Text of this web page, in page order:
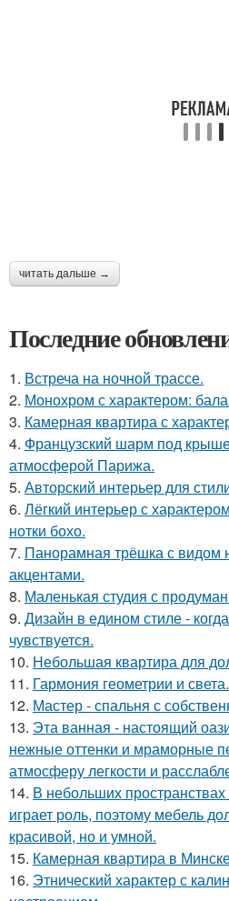
читать дальше →
Последние
1. Встреча на ночной трассе.
2. Монохром с характером:
3. Камерная квартира с
4. Французский шарм под
атмосферой Парижа.
5. Авторский интерьер для
6. Лёгкий интерьер с
нотки бохо.
7. Панорамная трёшка с видом
акцентами.
8. Маленькая студия с
9. Дизайн в едином стиле -
чувствуется.
10. Небольшая квартира для
11. Гармония геометрии и света.
12. Мастер - спальня с
13. Эта ванная - настоящий
нежные оттенки и мраморные
атмосферу легкости и
14. В небольших
играет роль, поэтому мебель
красивой, но и умной.
15. Камерная квартира в
16. Этнический характер с